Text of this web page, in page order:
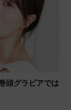
頭グラビアでは